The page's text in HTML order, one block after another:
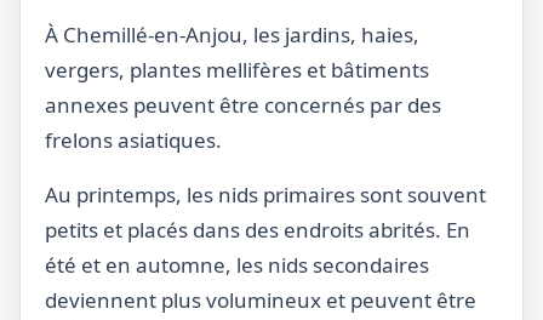
À Chemillé-en-Anjou, les jardins, haies,
vergers, plantes mellifères et bâtiments
annexes peuvent être concernés par des
frelons asiatiques.
Au printemps, les nids primaires sont souvent
petits et placés dans des endroits abrités. En
été et en automne, les nids secondaires
deviennent plus volumineux et peuvent être